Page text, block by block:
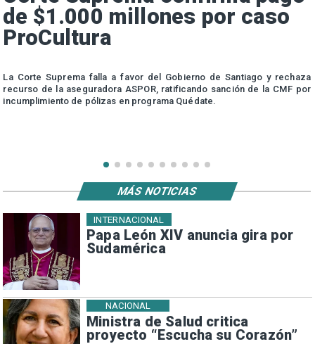
de $1.000 millones por caso
ProCultura
La Corte Suprema falla a favor del Gobierno de Santiago y rechaza
recurso de la aseguradora ASPOR, ratificando sanción de la CMF por
incumplimiento de pólizas en programa Quédate.
Papa León XIV anuncia gira por
Sudamérica
INTERNACIONAL
Ministra de Salud critica
proyecto “Escucha su Corazón”
NACIONAL
MÁS NOTICIAS